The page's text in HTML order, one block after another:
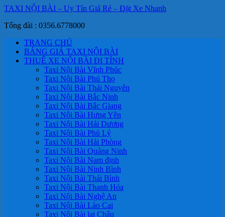
TAXI NỘI BÀI – Uy Tín Giá Rẻ – Đặt Xe Nhanh
Tổng đài : 0356.6778000
TRANG CHỦ
BẢNG GIÁ TAXI NỘI BÀI
THUÊ XE NỘI BÀI ĐI TỈNH
Taxi Nội Bài Vĩnh Phúc
Taxi Nội Bài Phú Thọ
Taxi Nội Bài Thái Nguyên
Taxi Nội Bài Bắc Ninh
Taxi Nội Bài Bắc Giang
Taxi Nội Bài Hưng Yên
Taxi Nội Bài Hải Dương
Taxi Nội Bài Phủ Lý
Taxi Nội Bài Hải Phòng
Taxi Nội Bài Quảng Ninh
Taxi Nội Bài Nam định
Taxi Nội Bài Ninh Bình
Taxi Nội Bài Thái Bình
Taxi Nội Bài Thanh Hóa
Taxi Nội Bài Nghệ An
Taxi Nội Bài Lào Cai
Taxi Nội Bài lai Châu